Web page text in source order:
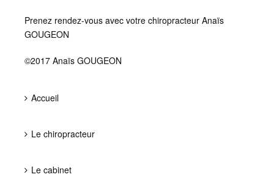
Prenez rendez-vous avec votre chiropracteur Anaïs
GOUGEON
©2017 Anaïs GOUGEON
Accueil
Le chiropracteur
Le cabinet